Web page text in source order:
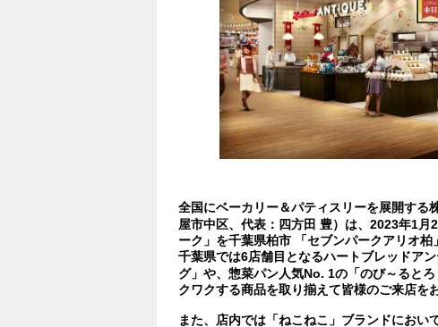
全国にベーカリー＆パティスリーを展開する
屋市中区、代表：四方田 豊）は、2023年1
ーク」を千葉県柏市 「セブンパークアリオ柏
千葉県では6店舗目となるハートブレッドア
グ」や、惣菜パン人気No. 1の「のび～ると
クワクする商品を取り揃えて皆様のご来店を
また、店内では「ねこねこ」ブランドにおい